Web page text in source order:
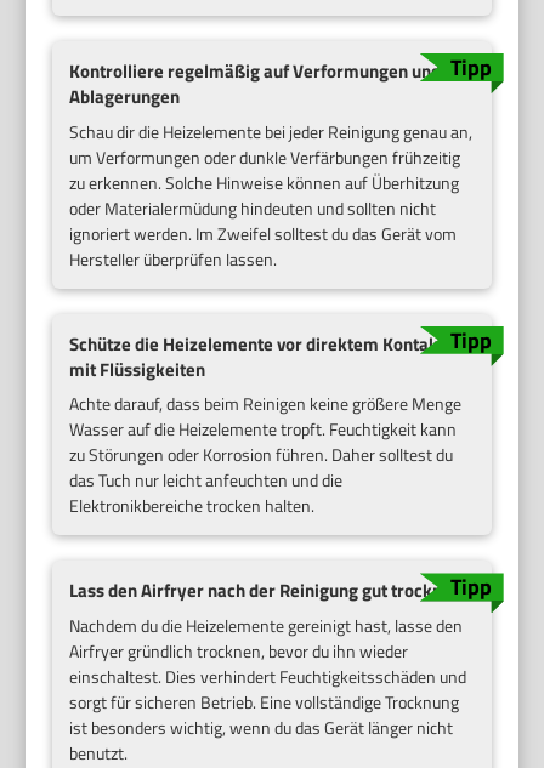
Kontrolliere regelmäßig auf Verformungen und
Ablagerungen
Schau dir die Heizelemente bei jeder Reinigung genau an,
um Verformungen oder dunkle Verfärbungen frühzeitig
zu erkennen. Solche Hinweise können auf Überhitzung
oder Materialermüdung hindeuten und sollten nicht
ignoriert werden. Im Zweifel solltest du das Gerät vom
Hersteller überprüfen lassen.
Schütze die Heizelemente vor direktem Kontakt
mit Flüssigkeiten
Achte darauf, dass beim Reinigen keine größere Menge
Wasser auf die Heizelemente tropft. Feuchtigkeit kann
zu Störungen oder Korrosion führen. Daher solltest du
das Tuch nur leicht anfeuchten und die
Elektronikbereiche trocken halten.
Lass den Airfryer nach der Reinigung gut trocknen
Nachdem du die Heizelemente gereinigt hast, lasse den
Airfryer gründlich trocknen, bevor du ihn wieder
einschaltest. Dies verhindert Feuchtigkeitsschäden und
sorgt für sicheren Betrieb. Eine vollständige Trocknung
ist besonders wichtig, wenn du das Gerät länger nicht
benutzt.